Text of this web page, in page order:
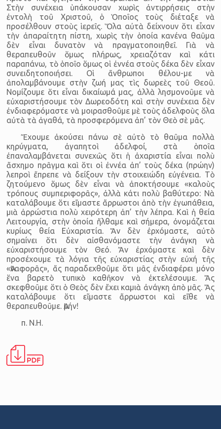
Στὴν συνέχεια ὑπάκουσαν χωρὶς ἀντιρρήσεις στὴν
ἐντολὴ τοῦ Χριστοῦ, ὁ Ὁποῖος τοὺς διέταξε νὰ
προσέλθουν στοὺς ἱερεῖς. Ὅλα αὐτὰ δείχνουν ὅτι εἶχαν
τὴν ἀπαραίτητη πίστη, χωρὶς τὴν ὁποία κανένα θαῦμα
δὲν εἶναι δυνατὸν νὰ πραγματοποιηθεῖ. Γιὰ νὰ
θεραπευθοῦν ὅμως πλήρως, χρειαζόταν καὶ κάτι
παραπάνω, τὸ ὁποῖο ὅμως οἱ ἐννέα στοὺς δέκα δὲν εἶχαν
συνειδητοποιήσει. Οἱ ἄνθρωποι θέλου-με νὰ
ἀπολαμβάνουμε στὴν ζωή μας τὶς δωρεὲς τοῦ Θεοῦ.
Νομίζουμε ὅτι εἶναι δικαίωμά μας, ἀλλὰ λησμονοῦμε νὰ
εὐχαριστήσουμε τὸν Δωρεοδότη καὶ στὴν συνέχεια δὲν
ἐνδιαφερόμαστε νὰ μοιρασθοῦμε μὲ τοὺς ἀδελφοὺς ὅλα
αὐτὰ τὰ ἀγαθά, τὰ προσφερόμενα ἀπ’ τὸν Θεὸ σὲ μᾶς.
Ἔχουμε ἀκούσει πάνω σὲ αὐτὸ τὸ θαῦμα πολλὰ
κηρύγματα, ἀγαπητοὶ ἀδελφοί, στὰ ὁποῖα
ἐπαναλαμβάνεται συνεχῶς ὅτι ἡ ἀχαριστία εἶναι πολὺ
ἄσχημο πρᾶγμα καὶ ὅτι οἱ ἐννέα ἀπ’ τοὺς δέκα (πρώην)
λεπροὶ ἔπρεπε νὰ δείξουν τὴν στοιχειώδη εὐγένεια. Τὸ
ζητούμενο ὅμως δὲν εἶναι νὰ ἀποκτήσουμε «καλοὺς
τρόπους συμπεριφορᾶς», ἀλλὰ κάτι πολὺ βαθύτερο: Νὰ
καταλάβουμε ὅτι εἴμαστε ἄρρωστοι ἀπὸ τὴν ἐγωπάθεια,
μιὰ ἀρρώστια πολὺ χειρότερη ἀπ’ τὴν λέπρα. Καὶ ἡ θεία
Λειτουργία, στὴν ὁποία ἤλθαμε καὶ σήμερα, ὀνομάζεται
κυρίως θεία Εὐχαριστία. Ἄν δὲν ἐρχόμαστε, αὐτὸ
σημαίνει ὅτι δὲν αἰσθανόμαστε τὴν ἀνάγκη νὰ
εὐχαριστήσουμε τὸν Θεό. Ἄν ἐρχόμαστε καὶ δὲν
προσέχουμε τὰ λόγια τῆς εὐχαριστίας στὴν εὐχή τῆς
«Ἀναφορᾶς», ἄς παραδεχθοῦμε ὅτι μᾶς ἐνδιαφέρει μόνο
ἕνα βαρετὸ τυπικὸ καθῆκον νὰ ἐκτελέσουμε. Ἄς
σκεφθοῦμε ὅτι ὁ Θεὸς δὲν ἔχει καμιὰ ἀνάγκη ἀπὸ μᾶς. Ἄς
καταλάβουμε ὅτι εἴμαστε ἄρρωστοι καὶ εἴθε νὰ
θεραπευθοῦμε. Ἀμήν!
π. Ν.Η.